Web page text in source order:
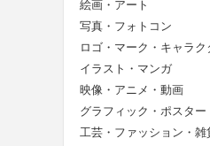
絵画・アート
写真・フォトコン
ロゴ・マーク・キャラク
イラスト・マンガ
映像・アニメ・動画
グラフィック・ポスター
工芸・ファッション・雑